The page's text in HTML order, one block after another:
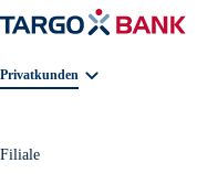
Geschäftsbereichnavigation.
Privatkunden
Filiale